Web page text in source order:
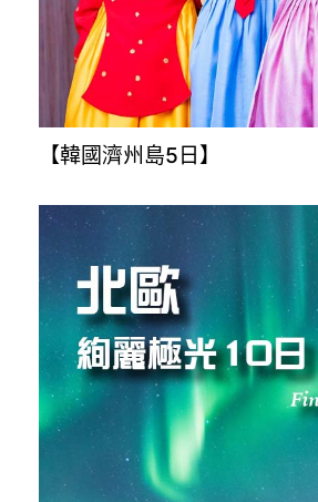
【韓國濟州島5日】